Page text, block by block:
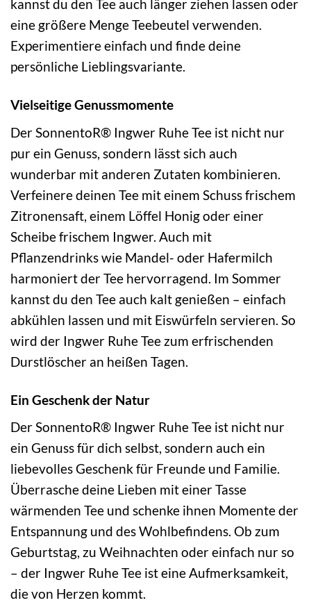
kannst du den Tee auch länger ziehen lassen oder
eine größere Menge Teebeutel verwenden.
Experimentiere einfach und finde deine
persönliche Lieblingsvariante.
Vielseitige Genussmomente
Der SonnentoR® Ingwer Ruhe Tee ist nicht nur
pur ein Genuss, sondern lässt sich auch
wunderbar mit anderen Zutaten kombinieren.
Verfeinere deinen Tee mit einem Schuss frischem
Zitronensaft, einem Löffel Honig oder einer
Scheibe frischem Ingwer. Auch mit
Pflanzendrinks wie Mandel- oder Hafermilch
harmoniert der Tee hervorragend. Im Sommer
kannst du den Tee auch kalt genießen – einfach
abkühlen lassen und mit Eiswürfeln servieren. So
wird der Ingwer Ruhe Tee zum erfrischenden
Durstlöscher an heißen Tagen.
Ein Geschenk der Natur
Der SonnentoR® Ingwer Ruhe Tee ist nicht nur
ein Genuss für dich selbst, sondern auch ein
liebevolles Geschenk für Freunde und Familie.
Überrasche deine Lieben mit einer Tasse
wärmenden Tee und schenke ihnen Momente der
Entspannung und des Wohlbefindens. Ob zum
Geburtstag, zu Weihnachten oder einfach nur so
– der Ingwer Ruhe Tee ist eine Aufmerksamkeit,
die von Herzen kommt.